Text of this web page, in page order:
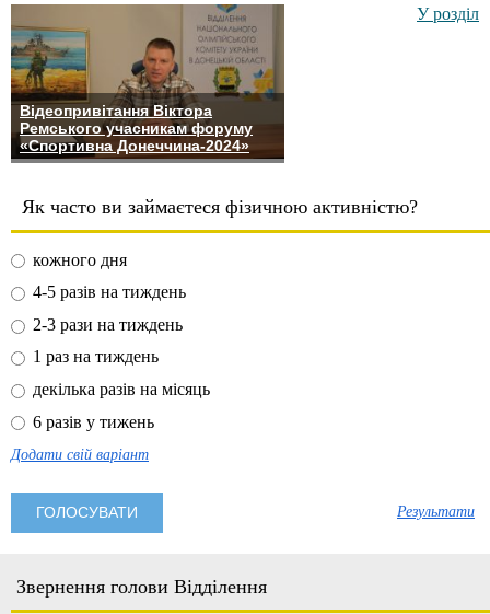
Відеопривітання Віктора
Ремського учасникам форуму
«Спортивна Донеччина-2024»
У розділ
Як часто ви займаєтеся фізичною активністю?
кожного дня
4-5 разів на тиждень
2-3 рази на тиждень
1 раз на тиждень
декілька разів на місяць
6 разів у тижень
Додати свій варіант
Результати
Звернення голови Відділення